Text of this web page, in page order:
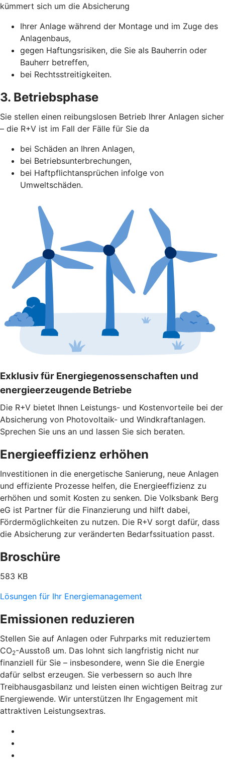
kümmert sich um die Absicherung
Ihrer Anlage während der Montage und im Zuge des
Anlagenbaus,
gegen Haftungsrisiken, die Sie als Bauherrin oder
Bauherr betreffen,
bei Rechtsstreitigkeiten.
3. Betriebsphase
Sie stellen einen reibungslosen Betrieb Ihrer Anlagen sicher
– die R+V ist im Fall der Fälle für Sie da
bei Schäden an Ihren Anlagen,
bei Betriebsunterbrechungen,
bei Haftpflichtansprüchen infolge von
Umweltschäden.
Exklusiv für Energiegenossenschaften und
energieerzeugende Betriebe
Die R+V bietet Ihnen Leistungs- und Kostenvorteile bei der
Absicherung von Photovoltaik- und Windkraftanlagen.
Sprechen Sie uns an und lassen Sie sich beraten.
Energieeffizienz erhöhen
Investitionen in die energetische Sanierung, neue Anlagen
und effiziente Prozesse helfen, die Energieeffizienz zu
erhöhen und somit Kosten zu senken. Die Volksbank Berg
eG ist Partner für die Finanzierung und hilft dabei,
Fördermöglichkeiten zu nutzen. Die R+V sorgt dafür, dass
die Absicherung zur veränderten Bedarfssituation passt.
Broschüre
583 KB
Lösungen für Ihr Energiemanagement
Emissionen reduzieren
Stellen Sie auf Anlagen oder Fuhrparks mit reduziertem
CO2-Ausstoß um. Das lohnt sich langfristig nicht nur
finanziell für Sie – insbesondere, wenn Sie die Energie
dafür selbst erzeugen. Sie verbessern so auch Ihre
Treibhausgasbilanz und leisten einen wichtigen Beitrag zur
Energiewende. Wir unterstützen Ihr Engagement mit
attraktiven Leistungsextras.